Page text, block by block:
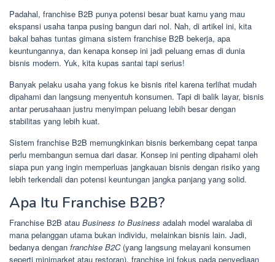
Padahal, franchise B2B punya potensi besar buat kamu yang mau
ekspansi usaha tanpa pusing bangun dari nol. Nah, di artikel ini, kita
bakal bahas tuntas gimana sistem franchise B2B bekerja, apa
keuntungannya, dan kenapa konsep ini jadi peluang emas di dunia
bisnis modern. Yuk, kita kupas santai tapi serius!
Banyak pelaku usaha yang fokus ke bisnis ritel karena terlihat mudah
dipahami dan langsung menyentuh konsumen. Tapi di balik layar, bisnis
antar perusahaan justru menyimpan peluang lebih besar dengan
stabilitas yang lebih kuat.
Sistem franchise B2B memungkinkan bisnis berkembang cepat tanpa
perlu membangun semua dari dasar. Konsep ini penting dipahami oleh
siapa pun yang ingin memperluas jangkauan bisnis dengan risiko yang
lebih terkendali dan potensi keuntungan jangka panjang yang solid.
Apa Itu Franchise B2B?
Franchise B2B atau Business to Business adalah model waralaba di
mana pelanggan utama bukan individu, melainkan bisnis lain. Jadi,
bedanya dengan franchise B2C(yang langsung melayani konsumen
seperti minimarket atau restoran), franchise ini fokus pada penyediaan